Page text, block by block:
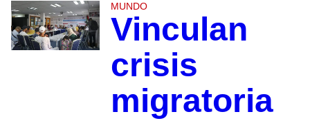
MUNDO
Vinculan
crisis
migratoria